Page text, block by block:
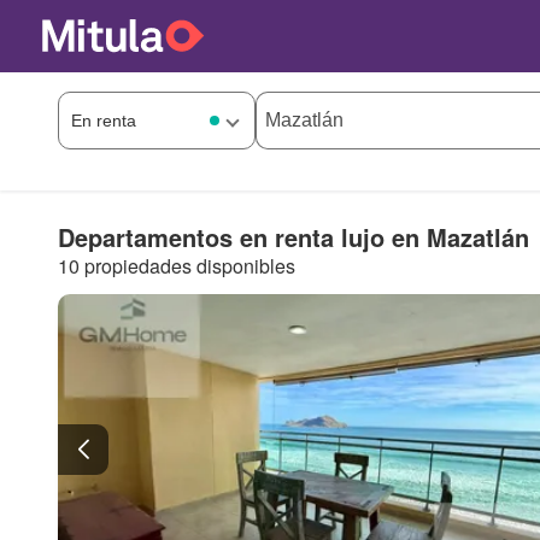
Departamentos en renta lujo en Mazatlán
10 propiedades disponibles